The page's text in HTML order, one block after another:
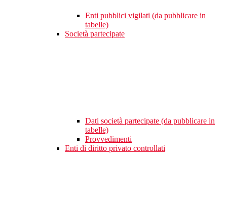
Enti pubblici vigilati (da pubblicare in
tabelle)
Società partecipate
Dati società partecipate (da pubblicare in
tabelle)
Provvedimenti
Enti di diritto privato controllati